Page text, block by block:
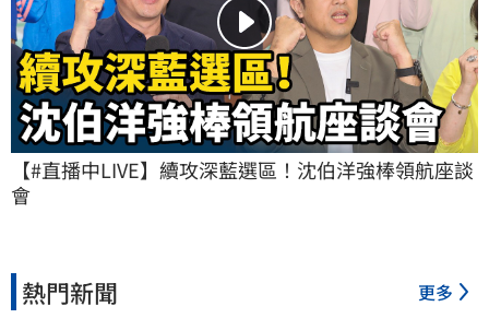
【#直播中LIVE】續攻深藍選區！沈伯洋強棒領航座談
會
熱門新聞 更多